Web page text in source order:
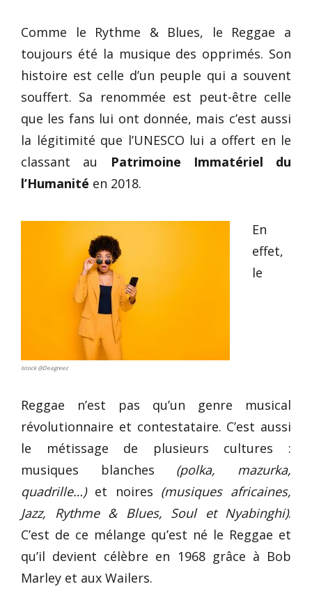
Comme le Rythme & Blues, le Reggae a
toujours été la musique des opprimés. Son
histoire est celle d’un peuple qui a souvent
souffert. Sa renommée est peut-être celle
que les fans lui ont donnée, mais c’est aussi
la légitimité que l’UNESCO lui a offert en le
classant au
Patrimoine Immatériel du
l’Humanité en 2018.
Istock @Deagreez
En
effet,
le
Reggae n’est pas qu’un genre musical
révolutionnaire et contestataire. C’est aussi
le métissage de plusieurs cultures :
musiques blanches (polka, mazurka,
quadrille…)et noires (musiques africaines,
Jazz, Rythme & Blues, Soul et Nyabinghi).
C’est de ce mélange qu’est né le Reggae et
qu’il devient célèbre en 1968 grâce à Bob
Marley et aux Wailers.